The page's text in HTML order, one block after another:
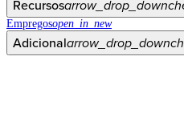
Recursosarrow_drop_down
Empregosopen_in_new
Adicionalarrow_drop_down